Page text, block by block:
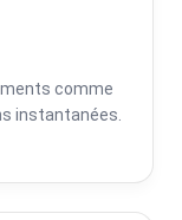
comme
instantanées.